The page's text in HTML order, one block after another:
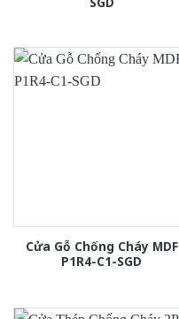
Cửa Gỗ Chống Cháy MDF
P1R4-C1-SGD